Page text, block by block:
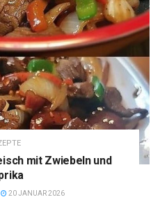
mit Zwiebeln und
20 JANUAR 2026